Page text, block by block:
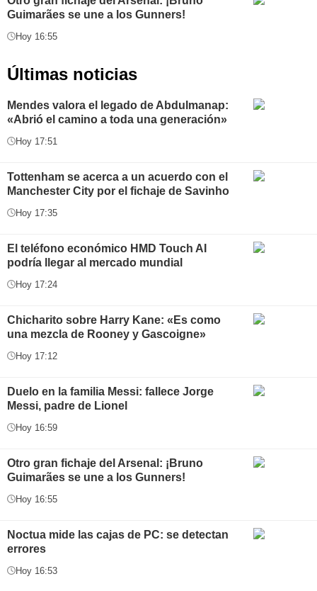
Guimarães se une a los Gunners!
Hoy 16:55
Últimas noticias
Mendes valora el legado de Abdulmanap:
«Abrió el camino a toda una generación»
Hoy 17:51
Tottenham se acerca a un acuerdo con el
Manchester City por el fichaje de Savinho
Hoy 17:35
El teléfono económico HMD Touch AI
podría llegar al mercado mundial
Hoy 17:24
Chicharito sobre Harry Kane: «Es como
una mezcla de Rooney y Gascoigne»
Hoy 17:12
Duelo en la familia Messi: fallece Jorge
Messi, padre de Lionel
Hoy 16:59
Otro gran fichaje del Arsenal: ¡Bruno
Guimarães se une a los Gunners!
Hoy 16:55
Noctua mide las cajas de PC: se detectan
errores
Hoy 16:53